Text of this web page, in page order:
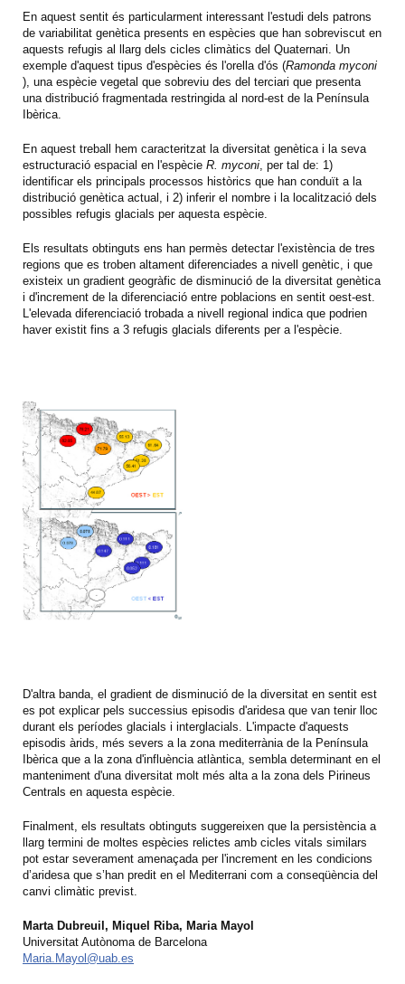
En aquest sentit és particularment interessant l'estudi dels patrons
de variabilitat genètica presents en espècies que han sobreviscut en
aquests refugis al llarg dels cicles climàtics del Quaternari. Un
exemple d'aquest tipus d'espècies és l'orella d'ós (Ramonda myconi
), una espècie vegetal que sobreviu des del terciari que presenta
una distribució fragmentada restringida al nord-est de la Península
Ibèrica.
En aquest treball hem caracteritzat la diversitat genètica i la seva
estructuració espacial en l'espècie R. myconi , per tal de: 1)
identificar els principals processos històrics que han conduït a la
distribució genètica actual, i 2) inferir el nombre i la localització dels
possibles refugis glacials per aquesta espècie.
Els resultats obtinguts ens han permès detectar l'existència de tres
regions que es troben altament diferenciades a nivell genètic, i que
existeix un gradient geogràfic de disminució de la diversitat genètica
i d'increment de la diferenciació entre poblacions en sentit oest-est.
L'elevada diferenciació trobada a nivell regional indica que podrien
haver existit fins a 3 refugis glacials diferents per a l'espècie.
D'altra banda, el gradient de disminució de la diversitat en sentit est
es pot explicar pels successius episodis d'aridesa que van tenir lloc
durant els períodes glacials i interglacials. L'impacte d'aquests
episodis àrids, més severs a la zona mediterrània de la Península
Ibèrica que a la zona d'influència atlàntica, sembla determinant en el
manteniment d'una diversitat molt més alta a la zona dels Pirineus
Centrals en aquesta espècie.
Finalment, els resultats obtinguts suggereixen que la persistència a
llarg termini de moltes espècies relictes amb cicles vitals similars
pot estar severament amenaçada per l'increment en les condicions
d’aridesa que s’han predit en el Mediterrani com a conseqüència del
canvi climàtic previst.
Marta Dubreuil, Miquel Riba, Maria Mayol
Universitat Autònoma de Barcelona
Maria.Mayol@uab.es